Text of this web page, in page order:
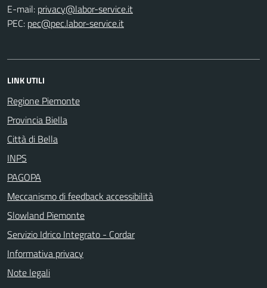
E-mail:
PEC:
LINK UTILI
Regione Piemonte
Provincia Biella
Città di Bella
INPS
PAGOPA
Meccanismo di feedback accessibilità
Slowland Piemonte
Servizio Idrico Integrato - Cordar
Informativa privacy
Note legali